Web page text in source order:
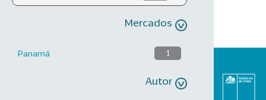
Mercados
Panamá 1
Autor